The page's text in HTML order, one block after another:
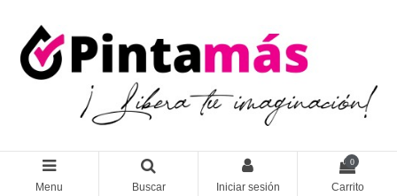
Menu Buscar Iniciar sesión
0
Carrito